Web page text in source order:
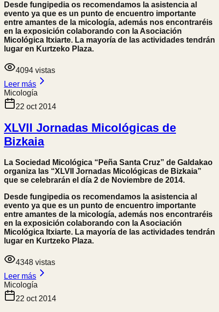
Desde fungipedia os recomendamos la asistencia al
evento ya que es un punto de encuentro importante
entre amantes de la micología, además nos encontraréis
en la exposición colaborando con la Asociación
Micológica Itxiarte. La mayoría de las actividades tendrán
lugar en Kurtzeko Plaza.
4094 vistas
Leer más
Micología
22 oct 2014
XLVII Jornadas Micológicas de
Bizkaia
La Sociedad Micológica “Peña Santa Cruz” de Galdakao
organiza las “XLVII Jornadas Micológicas de Bizkaia”
que se celebrarán el día 2 de Noviembre de 2014.
Desde fungipedia os recomendamos la asistencia al
evento ya que es un punto de encuentro importante
entre amantes de la micología, además nos encontraréis
en la exposición colaborando con la Asociación
Micológica Itxiarte. La mayoría de las actividades tendrán
lugar en Kurtzeko Plaza.
4348 vistas
Leer más
Micología
22 oct 2014